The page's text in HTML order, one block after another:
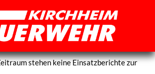
stehen keine Einsatzberichte zur